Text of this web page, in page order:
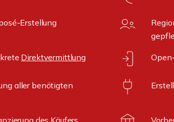
Erstellung
Direktvermittlung
aller benötigten
des Käufers